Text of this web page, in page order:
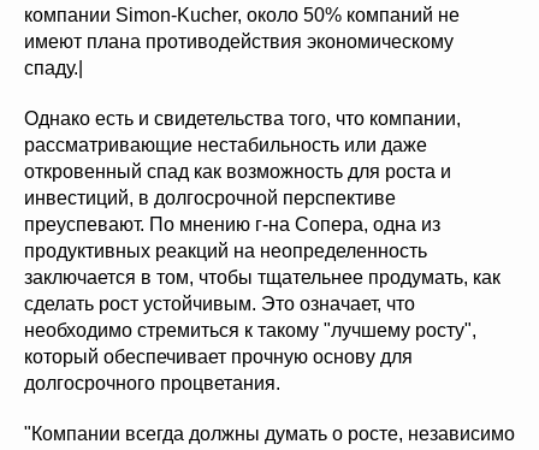
компании Simon-Kucher, около 50% компаний не
имеют плана противодействия экономическому
спаду.|
Однако есть и свидетельства того, что компании,
рассматривающие нестабильность или даже
откровенный спад как возможность для роста и
инвестиций, в долгосрочной перспективе
преуспевают. По мнению г-на Сопера, одна из
продуктивных реакций на неопределенность
заключается в том, чтобы тщательнее продумать, как
сделать рост устойчивым. Это означает, что
необходимо стремиться к такому "лучшему росту",
который обеспечивает прочную основу для
долгосрочного процветания.
"Компании всегда должны думать о росте, независимо